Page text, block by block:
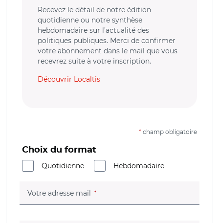
Recevez le détail de notre édition
quotidienne ou notre synthèse
hebdomadaire sur l’actualité des
politiques publiques. Merci de confirmer
votre abonnement dans le mail que vous
recevrez suite à votre inscription.
Découvrir Localtis
* champ obligatoire
Choix du format
Quotidienne
Hebdomadaire
Votre adresse mail (champ obligatoire)